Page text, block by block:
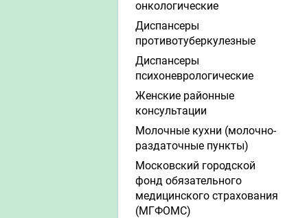
онкологические
Диспансеры
противотуберкулезные
Диспансеры
психоневрологические
Женские районные
консультации
Молочные кухни (молочно-
раздаточные пункты)
Московский городской
фонд обязательного
медицинского страхования
(МГФОМС)